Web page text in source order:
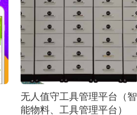
无人值守工具管理平台（智
能物料、工具管理平台）